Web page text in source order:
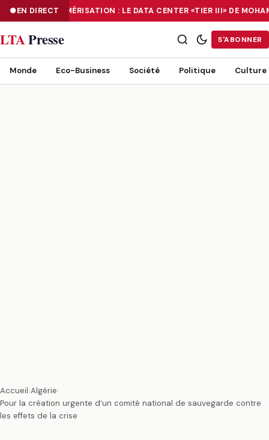
EN DIRECTNUMÉRISATION : LE DATA CENTER «TIER III» DE
NUMÉRISATION : LE DATA CENTER «TIER III» DE MOHAMMADIA, UN
LTAPresse S'ABONNER
Monde Eco-Business Société Politique Culture
Accueil›Algérie›
Pour la création urgente d’un comité national de sauvegarde contre
les effets de la crise